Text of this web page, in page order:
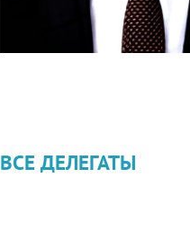
ВСЕ ДЕЛЕГАТЫ